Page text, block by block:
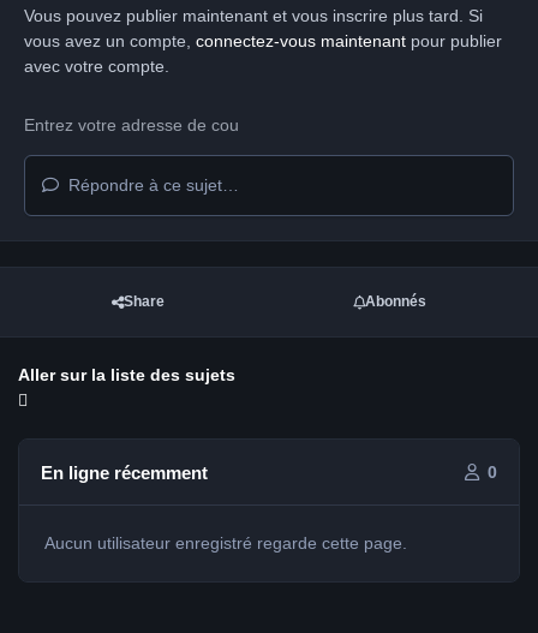
Vous pouvez publier maintenant et vous inscrire plus tard. Si
vous avez un compte, connectez-vous maintenantpour publier
avec votre compte.
Répondre à ce sujet…
Share Abonnés
Aller sur la liste des sujets
En ligne récemment 0
Aucun utilisateur enregistré regarde cette page.